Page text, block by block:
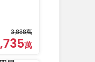
3,888萬